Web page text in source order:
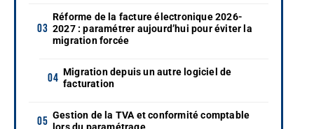
Réforme de la facture électronique 2026-
2027 : paramétrer aujourd’hui pour éviter la
migration forcée
Migration depuis un autre logiciel de
facturation
Gestion de la TVA et conformité comptable
lors du paramétrage